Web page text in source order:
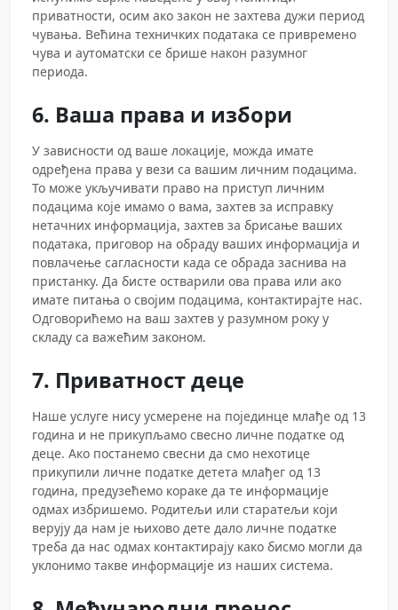
приватности, осим ако закон не захтева дужи период
чувања. Већина техничких података се привремено
чува и аутоматски се брише након разумног
периода.
6. Ваша права и избори
У зависности од ваше локације, можда имате
одређена права у вези са вашим личним подацима.
То може укључивати право на приступ личним
подацима које имамо о вама, захтев за исправку
нетачних информација, захтев за брисање ваших
података, приговор на обраду ваших информација и
повлачење сагласности када се обрада заснива на
пристанку. Да бисте остварили ова права или ако
имате питања о својим подацима, контактирајте нас.
Одговорићемо на ваш захтев у разумном року у
складу са важећим законом.
7. Приватност деце
Наше услуге нису усмерене на појединце млађе од 13
година и не прикупљамо свесно личне податке од
деце. Ако постанемо свесни да смо нехотице
прикупили личне податке детета млађег од 13
година, предузећемо кораке да те информације
одмах избришемо. Родитељи или старатељи који
верују да нам је њихово дете дало личне податке
треба да нас одмах контактирају како бисмо могли да
уклонимо такве информације из наших система.